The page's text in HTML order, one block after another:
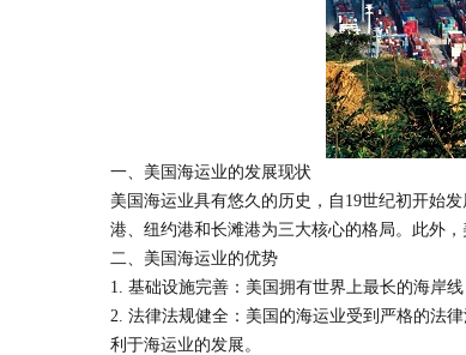
一、美国海运业的发展现状
美国海运业具有悠久的历史，自19世纪初开始
港、纽约港和长滩港为三大核心的格局。此外
二、美国海运业的优势
1. 基础设施完善：美国拥有世界上最长的海岸
2. 法律法规健全：美国的海运业受到严格的法
利于海运业的发展。